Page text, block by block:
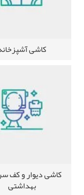
کاشی
کاشی دیوار و کف
بهداشتی